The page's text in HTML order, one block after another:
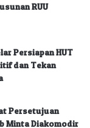
RUU
Persiapan HUT
dan Tekan
Persetujuan
Minta Diakomodir